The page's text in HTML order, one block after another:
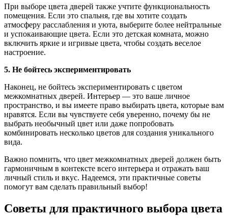
При выборе цвета дверей также учтите функциональность
помещения. Если это спальня, где вы хотите создать
атмосферу расслабления и уюта, выберите более нейтральные
и успокаивающие цвета. Если это детская комната, можно
включить яркие и игривые цвета, чтобы создать веселое
настроение.
5. Не бойтесь экспериментировать
Наконец, не бойтесь экспериментировать с цветом
межкомнатных дверей. Интерьер — это ваше личное
пространство, и вы имеете право выбирать цвета, которые вам
нравятся. Если вы чувствуете себя уверенно, почему бы не
выбрать необычный цвет или даже попробовать
комбинировать несколько цветов для создания уникального
вида.
Важно помнить, что цвет межкомнатных дверей должен быть
гармоничным в контексте всего интерьера и отражать ваш
личный стиль и вкус. Надеемся, эти практичные советы
помогут вам сделать правильный выбор!
Советы для практичного выбора цвета